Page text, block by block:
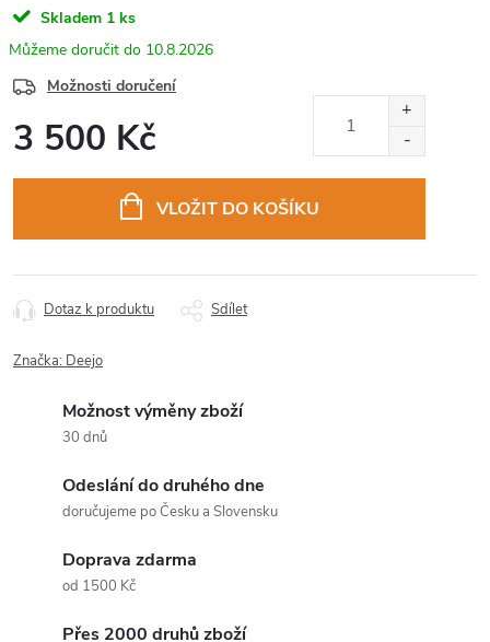
Skladem 1 ks
10.8.2026
Možnosti doručení
3 500 Kč
VLOŽIT DO KOŠÍKU
Dotaz k produktu Sdílet
Značka: Deejo
Možnost výměny zboží
30 dnů
Odeslání do druhého dne
doručujeme po Česku a Slovensku
Doprava zdarma
od 1500 Kč
Přes 2000 druhů zboží